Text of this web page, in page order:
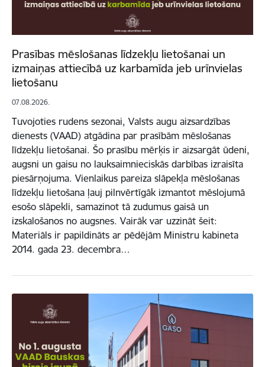
Prasības mēslošanas līdzekļu lietošanai un
izmaiņas attiecībā uz karbamīda jeb urīnvielas
lietošanu
07.08.2026.
Tuvojoties rudens sezonai, Valsts augu aizsardzības
dienests (VAAD) atgādina par prasībām mēslošanas
līdzekļu lietošanai. Šo prasību mērķis ir aizsargāt ūdeni,
augsni un gaisu no lauksaimnieciskās darbības izraisīta
piesārņojuma. Vienlaikus pareiza slāpekļa mēslošanas
līdzekļu lietošana ļauj pilnvērtīgāk izmantot mēslojumā
esošo slāpekli, samazinot tā zudumus gaisā un
izskalošanos no augsnes. Vairāk var uzzināt šeit:
Materiāls ir papildināts ar pēdējām Ministru kabineta
2014. gada 23. decembra…